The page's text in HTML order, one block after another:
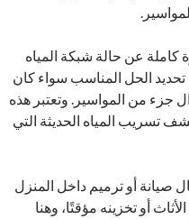
كاملة عن حالة شبكة المياه
الحل المناسب سواء كان
جزء من المواسير. وتعتبر هذه
تسريب المياه الحديثة التي
صيانة أو ترميم داخل المنزل
أو تخزينه مؤقتًا، وهنا